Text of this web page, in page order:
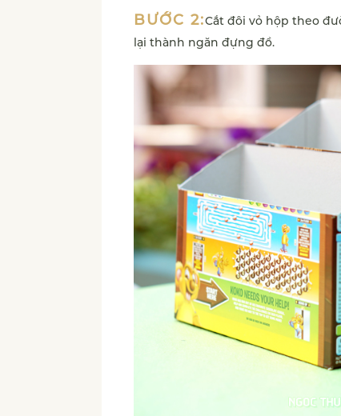
BƯỚC 2:Cắt đôi vỏ hộp theo
lại thành ngăn đựng đồ.